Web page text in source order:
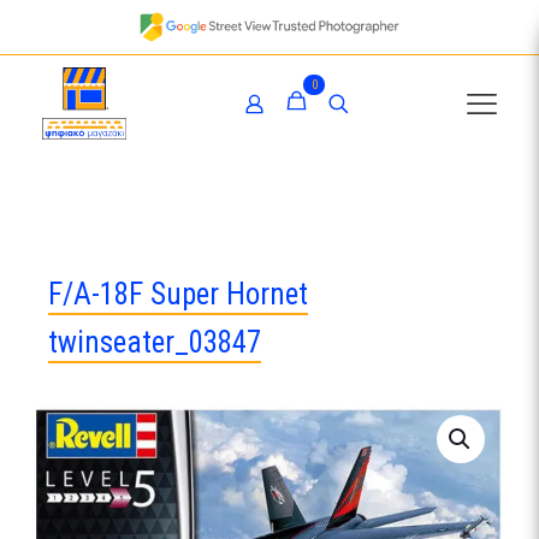
0
F/A-18F Super Hornet
twinseater_03847